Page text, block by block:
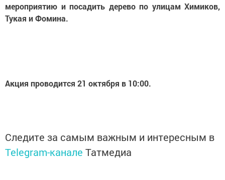
мероприятию и посадить дерево по улицам Химиков,
Тукая и Фомина.
Акция проводится 21 октября в 10:00.
Следите за самым важным и интересным в
Telegram-канале Татмедиа